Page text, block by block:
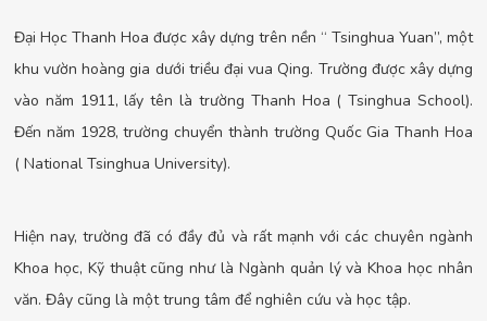
Đại Học Thanh Hoa được xây dựng trên nền “ Tsinghua Yuan”, một
khu vườn hoàng gia dưới triều đại vua Qing. Trường được xây dựng
vào năm 1911, lấy tên là trường Thanh Hoa ( Tsinghua School).
Đến năm 1928, trường chuyển thành trường Quốc Gia Thanh Hoa
( National Tsinghua University).
Hiện nay, trường đã có đầy đủ và rất mạnh với các chuyên ngành
Khoa học, Kỹ thuật cũng như là Ngành quản lý và Khoa học nhân
văn. Đây cũng là một trung tâm để nghiên cứu và học tập.